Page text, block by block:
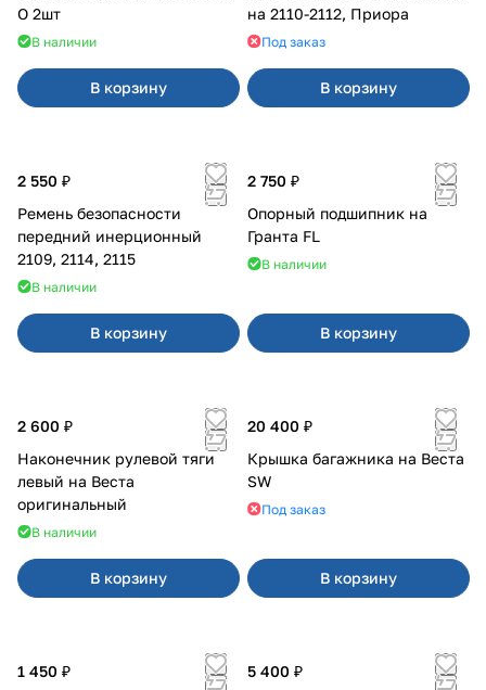
О 2шт
В наличии
В корзину
на 2110-2112, Приора
Под заказ
В корзину
2 550 ₽
Ремень безопасности
передний инерционный
2109, 2114, 2115
В наличии
В корзину
2 750 ₽
Опорный подшипник на
Гранта FL
В наличии
В корзину
2 600 ₽
Наконечник рулевой тяги
левый на Веста
оригинальный
В наличии
В корзину
20 400 ₽
Крышка багажника на Веста
SW
Под заказ
В корзину
1 450 ₽ 5 400 ₽